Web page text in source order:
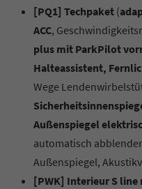
[PQ1] Techpaket (
ACC,
plus mit ParkPilot
Halteassistent,
Wege
Außenspiegel
automatisch
Außenspiegel,
[PWK] Interieur S